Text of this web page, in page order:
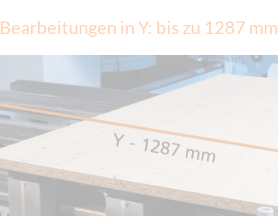
Bearbeitungen in Y: bis zu 1287 mm